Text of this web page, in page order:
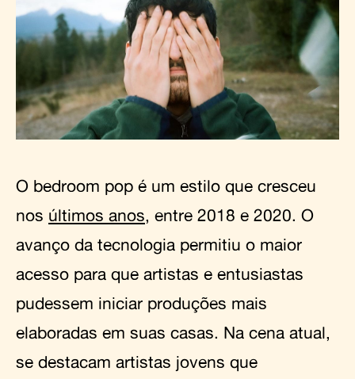
O bedroom pop é um estilo que cresceu
nos últimos anos, entre 2018 e 2020. O
avanço da tecnologia permitiu o maior
acesso para que artistas e entusiastas
pudessem iniciar produções mais
elaboradas em suas casas. Na cena atual,
se destacam artistas jovens que